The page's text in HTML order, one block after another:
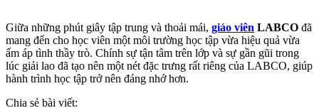
Giữa những phút giây tập trung và thoải mái, giáo viên LABCO đã
mang đến cho học viên một môi trường học tập vừa hiệu quả vừa
ấm áp tình thầy trò. Chính sự tận tâm trên lớp và sự gần gũi trong
lúc giải lao đã tạo nên một nét đặc trưng rất riêng của LABCO, giúp
hành trình học tập trở nên đáng nhớ hơn.
Chia sẻ bài viết: